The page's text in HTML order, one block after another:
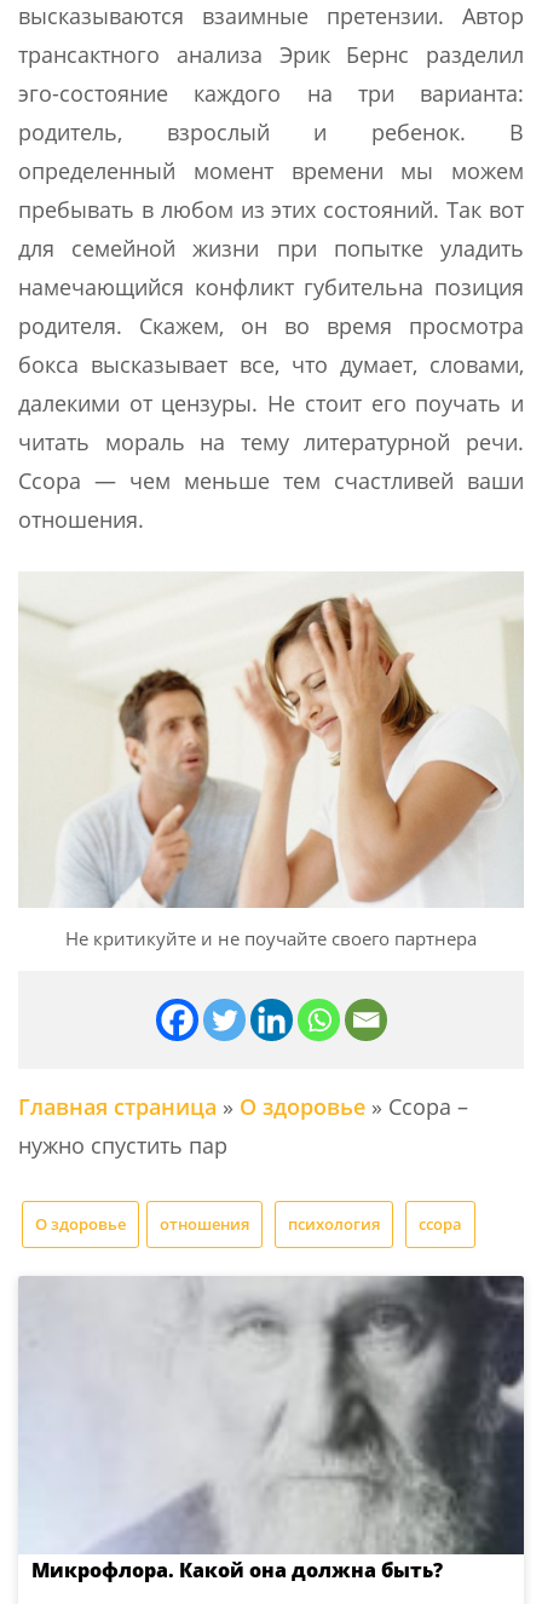
высказываются взаимные претензии. Автор
трансактного анализа Эрик Бернс разделил
эго-состояние каждого на три варианта:
родитель, взрослый и ребенок. В
определенный момент времени мы можем
пребывать в любом из этих состояний. Так вот
для семейной жизни при попытке уладить
намечающийся конфликт губительна позиция
родителя. Скажем, он во время просмотра
бокса высказывает все, что думает, словами,
далекими от цензуры. Не стоит его поучать и
читать мораль на тему литературной речи.
Ссора — чем меньше тем счастливей ваши
отношения.
Не критикуйте и не поучайте своего партнера
Главная страница » О здоровье » Ссора –
нужно спустить пар
О здоровье отношения психология ссора
Микрофлора. Какой она должна быть?